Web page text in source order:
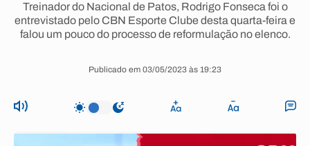
Treinador do Nacional de Patos, Rodrigo Fonseca foi o
entrevistado pelo CBN Esporte Clube desta quarta-feira e
falou um pouco do processo de reformulação no elenco.
Publicado em 03/05/2023 às 19:23